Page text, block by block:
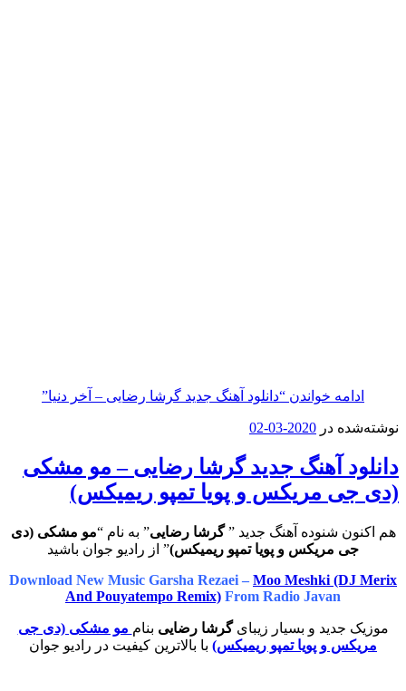
خواندن“دانلود آهنگ جدید گرشا رضایی – آخر دنیا”
در 2020-03-02
آهنگ جدید گرشا رضایی – مو مشکی
مریکس و پویا تمپو ریمیکس)
شنوده آهنگ جدید ”گرشا رضایی” به نام “مو مشکی (دی
مریکس و پویا تمپو ریمیکس) ” از رادیو جوان باشید
Download New Music Garsha Rezaei –Moo Meshki
And Pouyatempo Remix)From Radio Javan
و بسیار زیبایگرشا رضاییبناممو مشکی (دی جی
و پویا تمپو ریمیکس) با بالاترین کیفیت در رادیو جوان